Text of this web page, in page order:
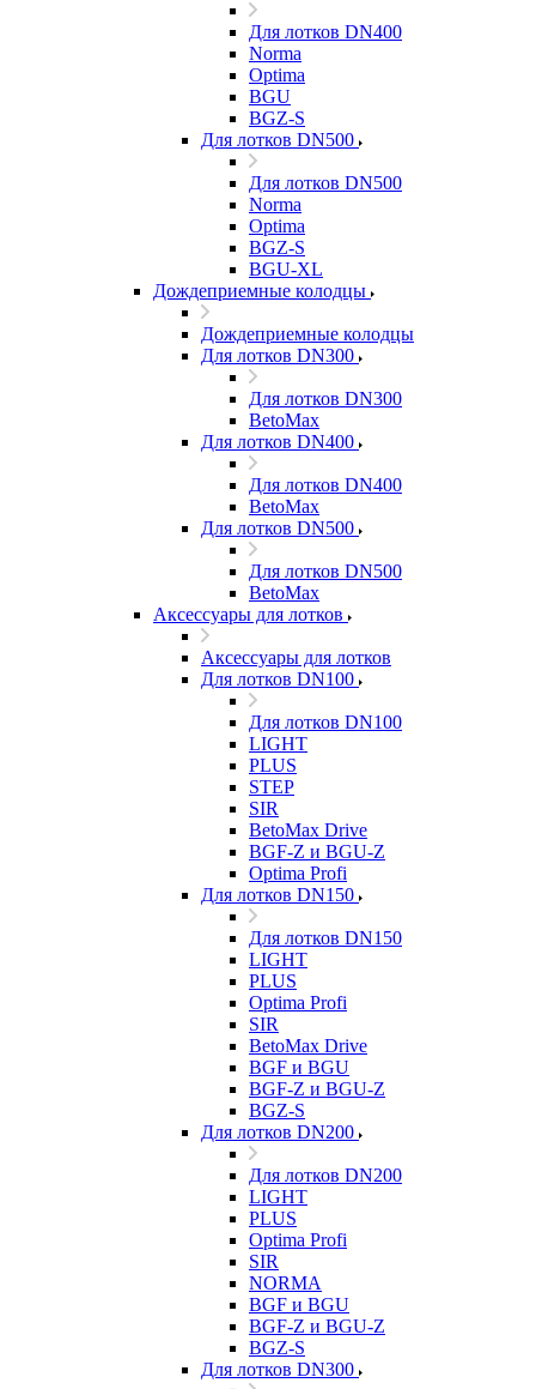
Для лотков DN400
Norma
Optima
BGU
BGZ-S
Для лотков DN500
Для лотков DN500
Norma
Optima
BGZ-S
BGU-XL
Дождеприемные колодцы
Дождеприемные колодцы
Для лотков DN300
Для лотков DN300
BetoMax
Для лотков DN400
Для лотков DN400
BetoMax
Для лотков DN500
Для лотков DN500
BetoMax
Аксессуары для лотков
Аксессуары для лотков
Для лотков DN100
Для лотков DN100
LIGHT
PLUS
STEP
SIR
BetoMax Drive
BGF-Z и BGU-Z
Optima Profi
Для лотков DN150
Для лотков DN150
LIGHT
PLUS
Optima Profi
SIR
BetoMax Drive
BGF и BGU
BGF-Z и BGU-Z
BGZ-S
Для лотков DN200
Для лотков DN200
LIGHT
PLUS
Optima Profi
SIR
NORMA
BGF и BGU
BGF-Z и BGU-Z
BGZ-S
Для лотков DN300